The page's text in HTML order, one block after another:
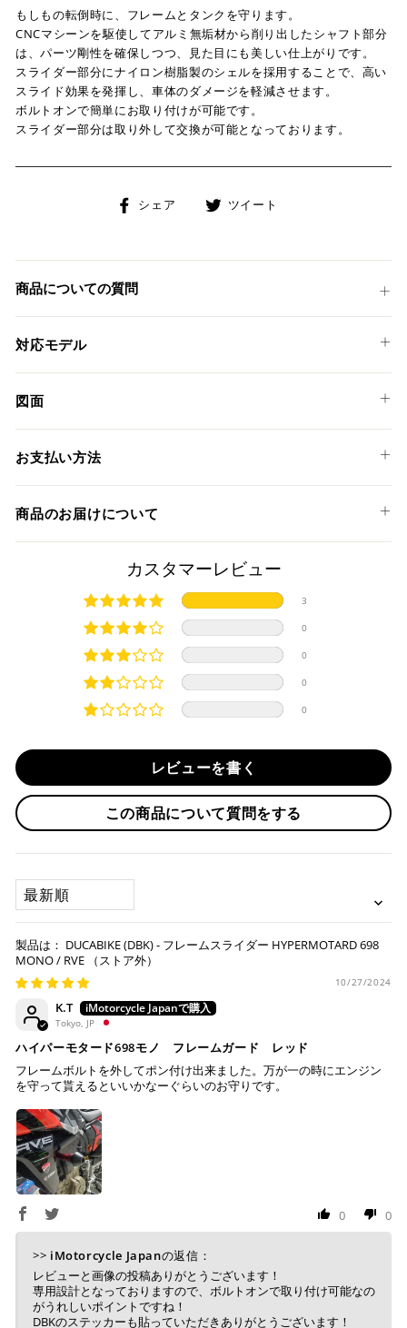
もしもの転倒時に、フレームとタンクを守ります。
CNCマシーンを駆使してアルミ無垢材から削り出したシャフト部分
は、パーツ剛性を確保しつつ、見た目にも美しい仕上がりです。
スライダー部分にナイロン樹脂製のシェルを採用することで、高い
スライド効果を発揮し、車体のダメージを軽減させます。
ボルトオンで簡単にお取り付けが可能です。
スライダー部分は取り外して交換が可能となっております。
シェア
Facebook
ェ
る
ツイート
稿
商品についての質問
対応モデル
KTM
990 DUKE '24
990 DUKE R '25
図面
PTKTM01
お支払い方法
クレジットカード
上記クレジットカードをご利用頂けます。
分割払い、リボ払い、3Dセキュア対応カードをご利用の
際は、『クレジットカード決済(3Dセキュア) - SBPS』を
ご選択ください。
商品発送時に決済完了となります。
対応支払回数について以下の通りです。
・分割払い (3,5,6,10,12,15,18,20,24回)
※ 分割払い、リボ払いは決済金額が税込10,000円以上の
場合のみご利用いただけます。
※ American Expressでの分割払いのご利用には、事前
す。
※ Diners Clubは分割払い非対応のため、一括払い・リ
ボ払いのみご利用頂けます。
※ 手数料、利息はご利用のカード会社の定めによります
ので、事前にご確認ください。
楽天ペイ
いつもの楽天IDとパスワードを使ってスムーズなお支払
いが可能です。
楽天ポイントが貯まる・使える！「簡単」「あんしん」
「お得」な楽天ペイをご利用ください。
※ 楽天ポイントが貯まるのは楽天カード・楽天ポイン
ト・楽天ペイ残高でのお支払いに限ります。
※ 現在楽天ペイでご使用頂けるクレジットカードは
Visa、Mastercard、JCBのみです。
キャッシュレス決済
商品のお届けについて
商品発送までの日数について
ご希望商品の在庫状況により異なります。 詳しくは該当商品
ページよりご希望のカラー、材質等(オプションがある場合)を
選択後に表示される納期をご確認ください。
国内在庫ありの場合
・平日16時までのご注文、お支払い完了で即日発送いたしま
・前払い決済（銀行振込等）の場合、15時までに弊社でのご
入金確認が完了いたしましたら即日発送いたします。
・お取り寄せ商品等を一緒にご注文の場合は、基本的にはお
取り寄せ商品が揃ってからの発送になります。別で発送をご
お取り寄せの場合
・商品ページの納期はあくまで目安になりますので、納期が
早まる場合もございます。
・運送状況や繁忙期の影響により遅れが生じる場合もござい
配送送料について
１回のご注文で商品代金合計が¥11,000(税込）以上の場合
は、送料が無料となります。
※通常送料は¥770(税込)です。
配送会社について
ヤマト運輸になります。 配送会社の指定はできかねます。
カスタマーレビュー
3
0
0
0
0
レビューを書く
この商品について質問をする
DUCABIKE (DBK) - フレームスライダー HYPERMOTARD 698
MONO / RVE
10/27/2024
K.T
Tokyo, JP
ハイパーモタード698モノ フレームガード レッド
フレームボルトを外してポン付け出来ました。万が一の時にエンジン
を守って貰えるといいかなーぐらいのお守りです。
0 0
>> iMotorcycle Japanの返信：
レビューと画像の投稿ありがとうございます！
専用設計となっておりますので、ボルトオンで取り付け可能なの
がうれしいポイントですね！
DBKのステッカーも貼っていただきありがとうございます！